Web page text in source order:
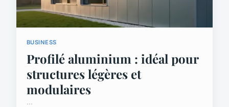
BUSINESS
Profilé aluminium : idéal pour
structures légères et
modulaires
...